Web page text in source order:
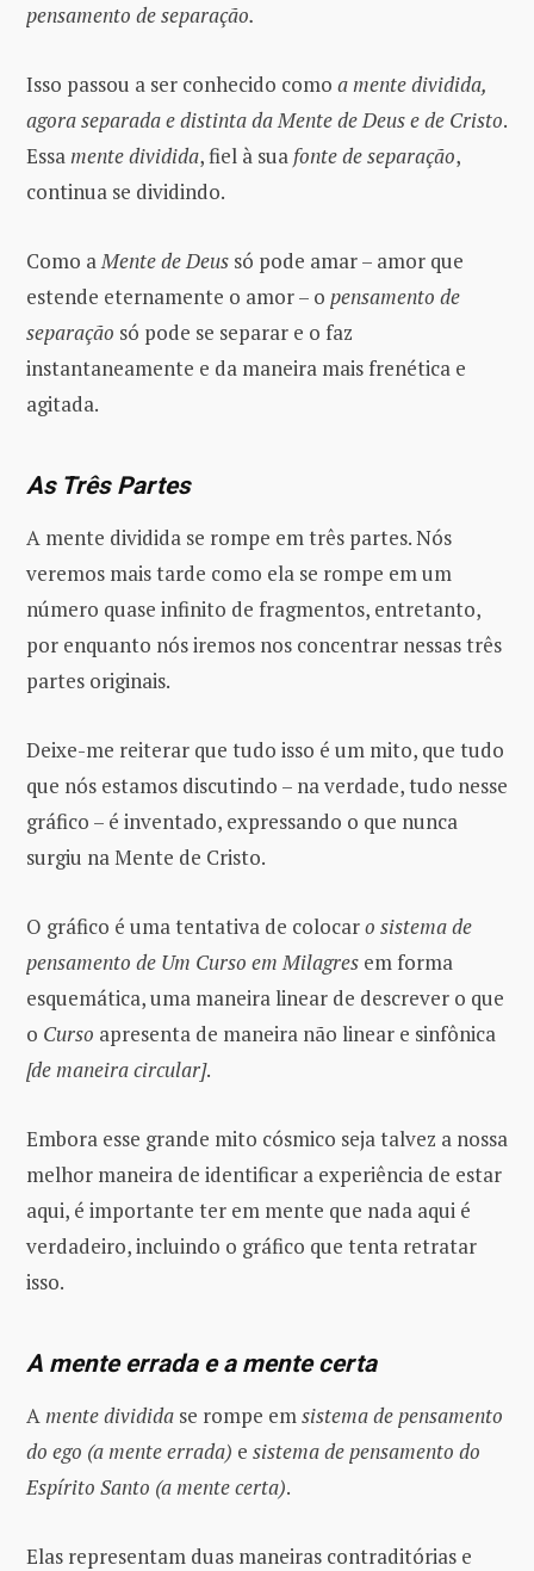
pensamento de separação.
Isso passou a ser conhecido como a mente dividida,
agora separada e distinta da Mente de Deus e de Cristo.
Essamente dividida, fiel à sua fonte de separação,
continua se dividindo.
Como aMente de Deus só pode amar – amor que
estende eternamente o amor – o pensamento de
separação só pode se separar e o faz
instantaneamente e da maneira mais frenética e
agitada.
As Três Partes
A mente dividida se rompe em três partes. Nós
veremos mais tarde como ela se rompe em um
número quase infinito de fragmentos, entretanto,
por enquanto nós iremos nos concentrar nessas três
partes originais.
Deixe-me reiterar que tudo isso é um mito, que tudo
que nós estamos discutindo – na verdade, tudo nesse
gráfico – é inventado, expressando o que nunca
surgiu na Mente de Cristo.
O gráfico é uma tentativa de colocaro sistema de
pensamento de Um Curso em Milagres em forma
esquemática, uma maneira linear de descrever o que
o Curso apresenta de maneira não linear e sinfônica
[de maneira circular].
Embora esse grande mito cósmico seja talvez a nossa
melhor maneira de identificar a experiência de estar
aqui, é importante ter em mente que nada aqui é
verdadeiro, incluindo o gráfico que tenta retratar
isso.
A mente errada e a mente certa
Amente dividida se rompe emsistema de pensamento
do ego (a mente errada) e sistema de pensamento do
Espírito Santo (a mente certa).
Elas representam duas maneiras contraditórias e